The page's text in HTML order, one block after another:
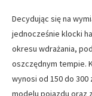
Decydując się na
jednocześnie klocki
okresu wdrażania,
oszczędnym tempie.
wynosi od 150 do 300
modelu pojazdu oraz